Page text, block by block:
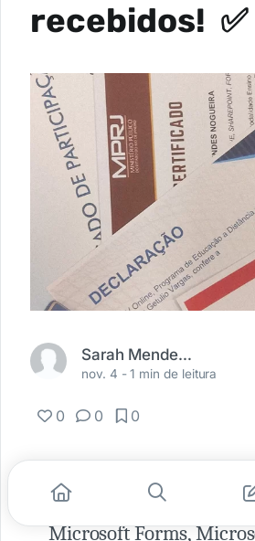
recebidos! ✅
Sarah Mendes Nogueira
nov. 4 -1 min de leitura
0 0 0
Aperfeiçoamento em
ferramentas OneDrive,
Microsoft Forms,